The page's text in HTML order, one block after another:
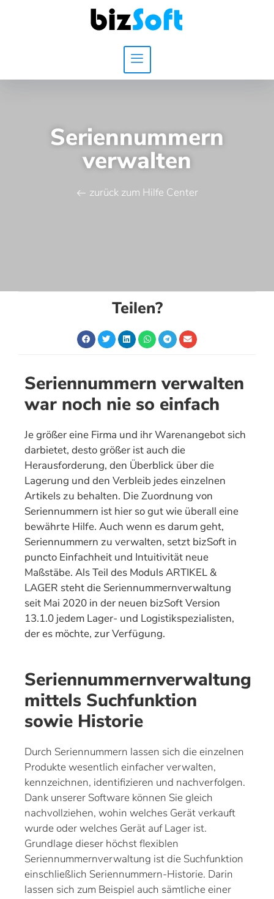
Seriennummern
verwalten
zurück zum Hilfe Center
Teilen?
Seriennummern verwalten
war noch nie so einfach
Je größer eine Firma und ihr Warenangebot sich
darbietet, desto größer ist auch die
Herausforderung, den Überblick über die
Lagerung und den Verbleib jedes einzelnen
Artikels zu behalten. Die Zuordnung von
Seriennummern ist hier so gut wie überall eine
bewährte Hilfe. Auch wenn es darum geht,
Seriennummern zu verwalten, setzt bizSoft in
puncto Einfachheit und Intuitivität neue
Maßstäbe. Als Teil des Moduls ARTIKEL &
LAGER steht die Seriennummernverwaltung
seit Mai 2020 in der neuen bizSoft Version
13.1.0 jedem Lager- und Logistikspezialisten,
der es möchte, zur Verfügung.
Seriennummernverwaltung
mittels Suchfunktion
sowie Historie
Durch Seriennummern lassen sich die einzelnen
Produkte wesentlich einfacher verwalten,
kennzeichnen, identifizieren und nachverfolgen.
Dank unserer Software können Sie gleich
nachvollziehen, wohin welches Gerät verkauft
wurde oder welches Gerät auf Lager ist.
Grundlage dieser höchst flexiblen
Seriennummernverwaltung ist die Suchfunktion
einschließlich Seriennummern-Historie. Darin
lassen sich zum Beispiel auch sämtliche einer